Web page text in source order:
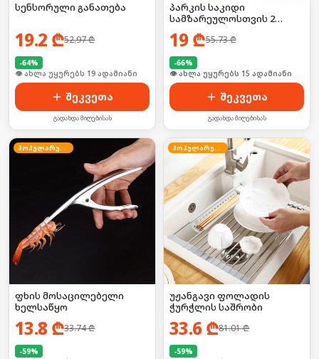
სენსორული განათება
19.2 ₾52.97₾
-64%
🛒 ბოლო 24სთ-ში იყიდა 2-მა
შეკვეთა
გადახდა მიღებისას
პარკის საკიდი
სამზარეულოსთვის 2
ცალი
19 ₾55.73₾
-66%
🛒 ბოლო 24სთ-ში იყიდა 23-მა
შეკვეთა
გადახდა მიღებისას
პოპულარული
ფხის მოსაცილებელი
ხელსაწყო
13.8 ₾33.74₾
-59%
პოპულარული
უჟანგავი ფოლადის
ჭურჭლის საშრობი
33.6 ₾81.01₾
-59%